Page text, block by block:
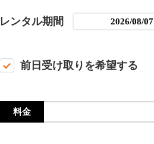
レンタル期間
前日受け取りを希望する
料金